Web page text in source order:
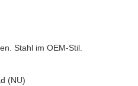
Stahl im OEM-Stil.
(NU)